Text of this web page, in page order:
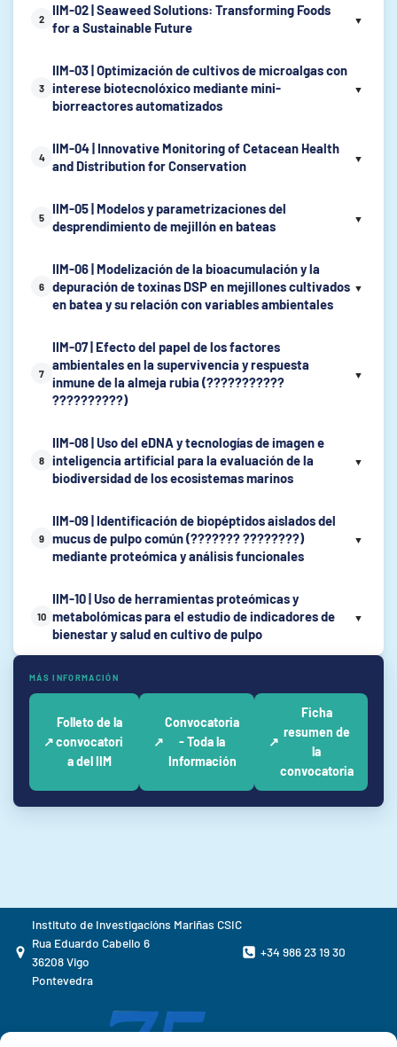
2
IIM-02 | Seaweed Solutions: Transforming Foods
for a Sustainable Future
▼
3
IIM-03 | Optimización de cultivos de microalgas con
interese biotecnolóxico mediante mini-
biorreactores automatizados
▼
4
IIM-04 | Innovative Monitoring of Cetacean Health
and Distribution for Conservation
▼
5
IIM-05 | Modelos y parametrizaciones del
desprendimiento de mejillón en bateas
▼
6
IIM-06 | Modelización de la bioacumulación y la
depuración de toxinas DSP en mejillones cultivados
en batea y su relación con variables ambientales
▼
7
IIM-07 | Efecto del papel de los factores
ambientales en la supervivencia y respuesta
inmune de la almeja rubia (???????????
??????????)
▼
8
IIM-08 | Uso del eDNA y tecnologías de imagen e
inteligencia artificial para la evaluación de la
biodiversidad de los ecosistemas marinos
▼
9
IIM-09 | Identificación de biopéptidos aislados del
mucus de pulpo común (??????? ????????)
mediante proteómica y análisis funcionales
▼
10
IIM-10 | Uso de herramientas proteómicas y
metabolómicas para el estudio de indicadores de
bienestar y salud en cultivo de pulpo
▼
MÁS INFORMACIÓN
↗
Folleto de la
convocatori
a del IIM
↗
Convocatoria
- Toda la
Información
↗
Ficha
resumen de
la
convocatoria
Instituto de Investigacións Mariñas CSIC
Rua Eduardo Cabello 6
36208 Vigo
Pontevedra
+34 986 23 19 30